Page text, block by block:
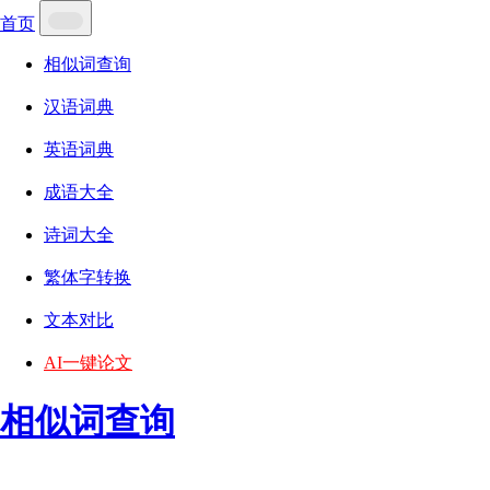
首页
相似词查询
汉语词典
英语词典
成语大全
诗词大全
繁体字转换
文本对比
AI一键论文
相似词查询